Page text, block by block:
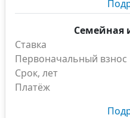
Семейная
Ставка
Первоначальный взнос
Срок, лет
Платёж